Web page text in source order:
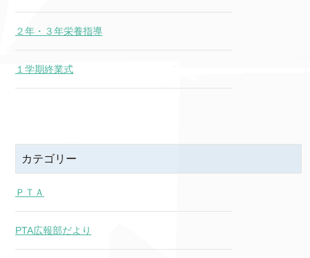
２年・３年栄養指導
１学期終業式
カテゴリー
ＰＴＡ
PTA広報部だより